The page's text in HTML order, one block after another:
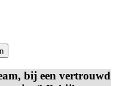
bij een vertrouwd